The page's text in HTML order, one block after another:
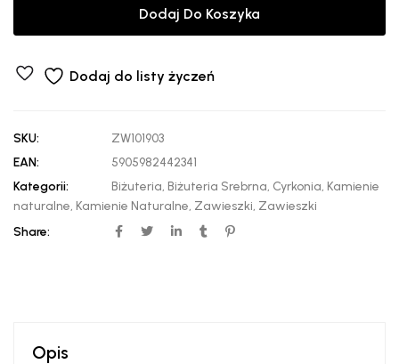
Dodaj Do Koszyka
Dodaj do listy życzeń
SKU:
ZW101903
EAN:
5905982442341
Kategorii:
Biżuteria, Biżuteria Srebrna, Cyrkonia, Kamienie
naturalne, Kamienie Naturalne, Zawieszki, Zawieszki
Share:
Opis